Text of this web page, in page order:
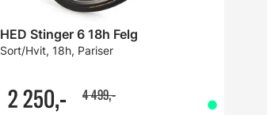
HED Stinger 6 18h Felg
Sort/Hvit, 18h, Pariser
2 250,- 4 499,-